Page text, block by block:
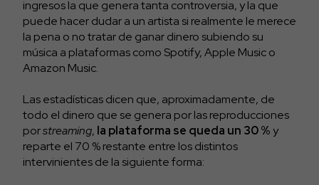
ingresos la que genera tanta controversia, y la que
puede hacer dudar a un artista si realmente le merece
la pena o no tratar de ganar dinero subiendo su
música a plataformas como Spotify, Apple Music o
Amazon Music.
Las estadísticas dicen que, aproximadamente, de
todo el dinero que se genera por las reproducciones
porstreaming, la plataforma se queda un 30 %y
reparte el 70 % restante entre los distintos
intervinientes de la siguiente forma: